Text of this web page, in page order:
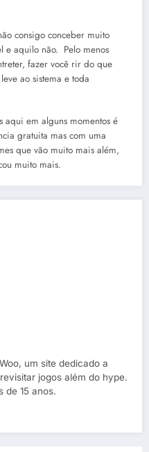
consigo conceber muito
e aquilo não. Pelo menos
fazer você rir do que
ao sistema e toda
aqui em alguns momentos é
gratuita mas com uma
que vão muito mais além,
muito mais.
um site dedicado a
jogos além do hype.
de 15 anos.